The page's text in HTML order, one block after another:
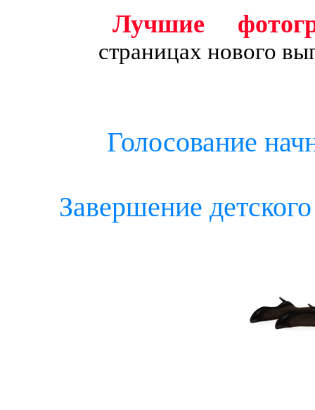
Лучшие
страницах нового
Голосование
Завершение